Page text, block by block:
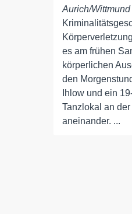
Aurich/Wittmund
es am frühen
körperlichen
den
Ihlow und ein
Tanzlokal an
aneinander. ...